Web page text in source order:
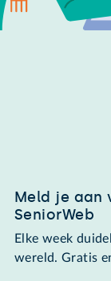
Meld je aan
SeniorWeb
Elke week
wereld. Gratis